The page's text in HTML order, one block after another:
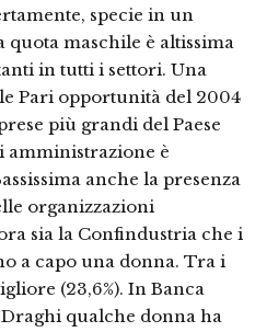
specie in un
quota maschile è altissima
in tutti i settori. Una
Pari opportunità del 2004
più grandi del Paese
amministrazione è
anche la presenza
organizzazioni
sia la Confindustria che i
a capo una donna. Tra i
(23,6%). In Banca
Draghi qualche donna ha